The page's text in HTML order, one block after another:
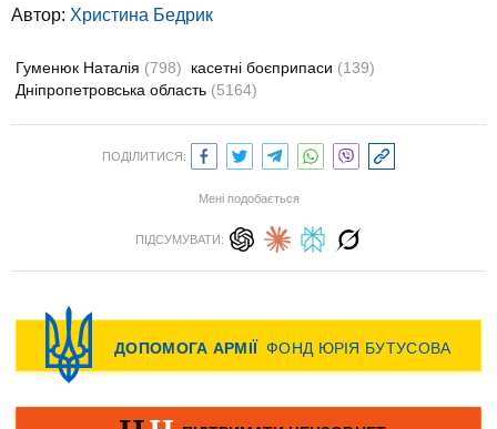
Автор: Христина Бедрик
Гуменюк Наталія (798) касетні боєприпаси (139)
Дніпропетровська область (5164)
ПОДІЛИТИСЯ:
Мені подобається
ПІДСУМУВАТИ: